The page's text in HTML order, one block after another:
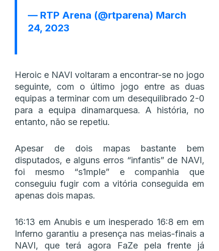
— RTP Arena (@rtparena) March
24, 2023
Heroic e NAVI voltaram a encontrar-se no jogo
seguinte, com o último jogo entre as duas
equipas a terminar com um desequilibrado 2-0
para a equipa dinamarquesa. A história, no
entanto, não se repetiu.
Apesar de dois mapas bastante bem
disputados, e alguns erros “infantis” de NAVI,
foi mesmo “s1mple” e companhia que
conseguiu fugir com a vitória conseguida em
apenas dois mapas.
16:13 em Anubis e um inesperado 16:8 em em
Inferno garantiu a presença nas meias-finais a
NAVI, que terá agora FaZe pela frente já